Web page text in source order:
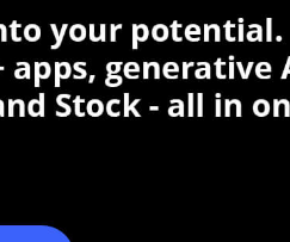
MAHITAJI YA MFUMO
hili, kwani itakuokoa